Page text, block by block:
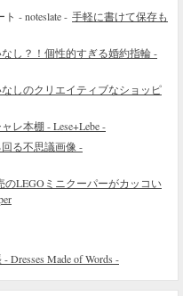
手軽に書けて保存も
し？！個性的すぎる婚約指輪 -
しのクリエイティブなショッピ
レ本棚 - Lese+Lebe -
る不思議画像 -
LEGOミニクーパーがカッコい
Made of Words -